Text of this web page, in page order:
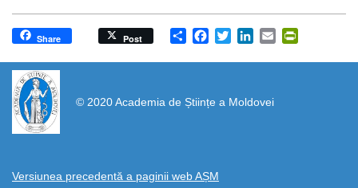
Share
Share Post Facebook
TwitterLinkedIn
Email
© 2020 Academia de Științe a Moldovei
Versiunea precedentă a paginii web AȘM
https://propletenie.ru/